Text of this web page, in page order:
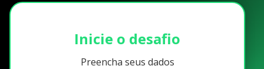
Inicie o desafio
Preencha seus dados